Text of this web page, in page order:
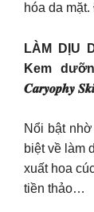
hóa da
LÀM DỊU
Kem
𝑪𝒂𝒓𝒚𝒐𝒑𝒉𝒚
Nổi bật
biệt về làm
xuất hoa
tiền thảo…